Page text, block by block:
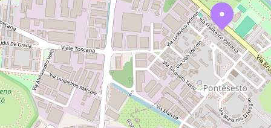
Loading Maps